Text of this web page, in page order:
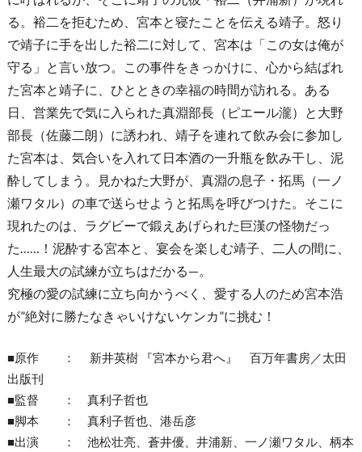
る。裕二を拒むため、宮本と寝たことを伝える靖子。怒り
で靖子に手を出した裕二に対して、宮本は「この女は俺が
守る」と言い放つ。この事件をきっかけに、心から結ばれ
た宮本と靖子に、ひとときの幸福の時間が訪れる。ある
日、営業先で気に入られた真淵部長（ピエール瀧）と大野
部長（佐藤二朗）に誘われ、靖子を連れて飲み会に参加し
た宮本は、気合いを入れて日本酒の一升瓶を飲み干し、泥
酔してしまう。見かねた大野が、真淵の息子・拓馬（一ノ
瀬ワタル）の車で送らせようと拓馬を呼びつけた。そこに
現れたのは、ラグビーで鍛えあげられた巨漢の怪物だっ
た……！泥酔する宮本と、宴会を楽しむ靖子、二人の間に、
人生最大の試練が立ちはだかる—。
究極の愛の試練に立ち向かうべく、愛する人のため宮本浩
が”絶対に勝たなきゃいけないケンカ”に挑む！
■原作 ： 新井英樹 『宮本から君へ』 百万年書房／太田
出版刊
■監督 ： 真利子哲也
■脚本 ： 真利子哲也、港岳彦
■出演 ： 池松壮亮、蒼井優、井浦新、一ノ瀬ワタル、柄本